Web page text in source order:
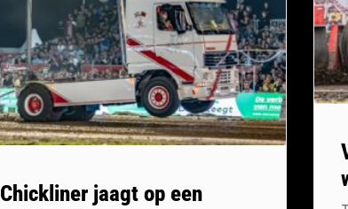
Chickliner jaagt op een